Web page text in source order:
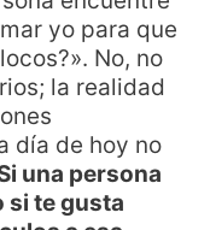
yo para que
No, no
la realidad
día de hoy no
una persona
si te gusta